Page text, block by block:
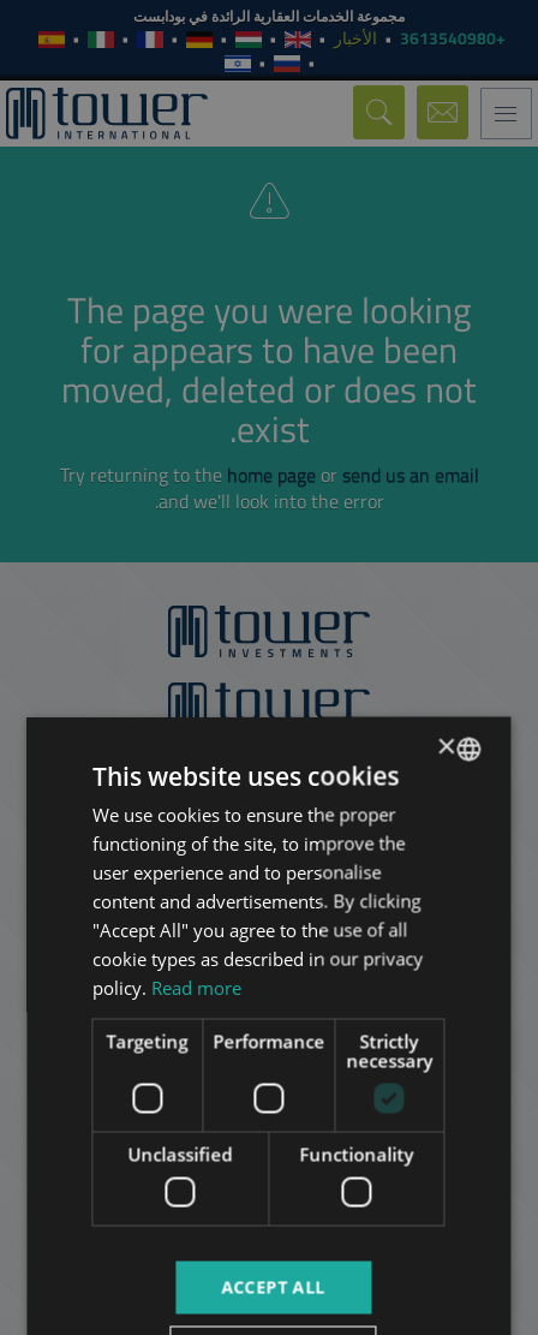
مجموعة الخدمات العقارية الرائدة في بودابست
+3613540980 الأخبار
Toggle
navigation
The page you were looking
for appears to have been
moved, deleted or does not
exist.
Try returning to the home pageor send us an email
and we'll look into the error.
ENGLISH
HUNGARIAN
GERMAN
FRENCH
ITALIAN
SPANISH
RUSSIAN
ARABIC
×
This website uses cookies
We use cookies to ensure the proper
functioning of the site, to improve the
user experience and to personalise
content and advertisements. By clicking
"Accept All" you agree to the use of all
cookie types as described in our privacy
policy. Read more
Strictly
necessary
Performance
Targeting
Functionality
Unclassified
ACCEPT ALL